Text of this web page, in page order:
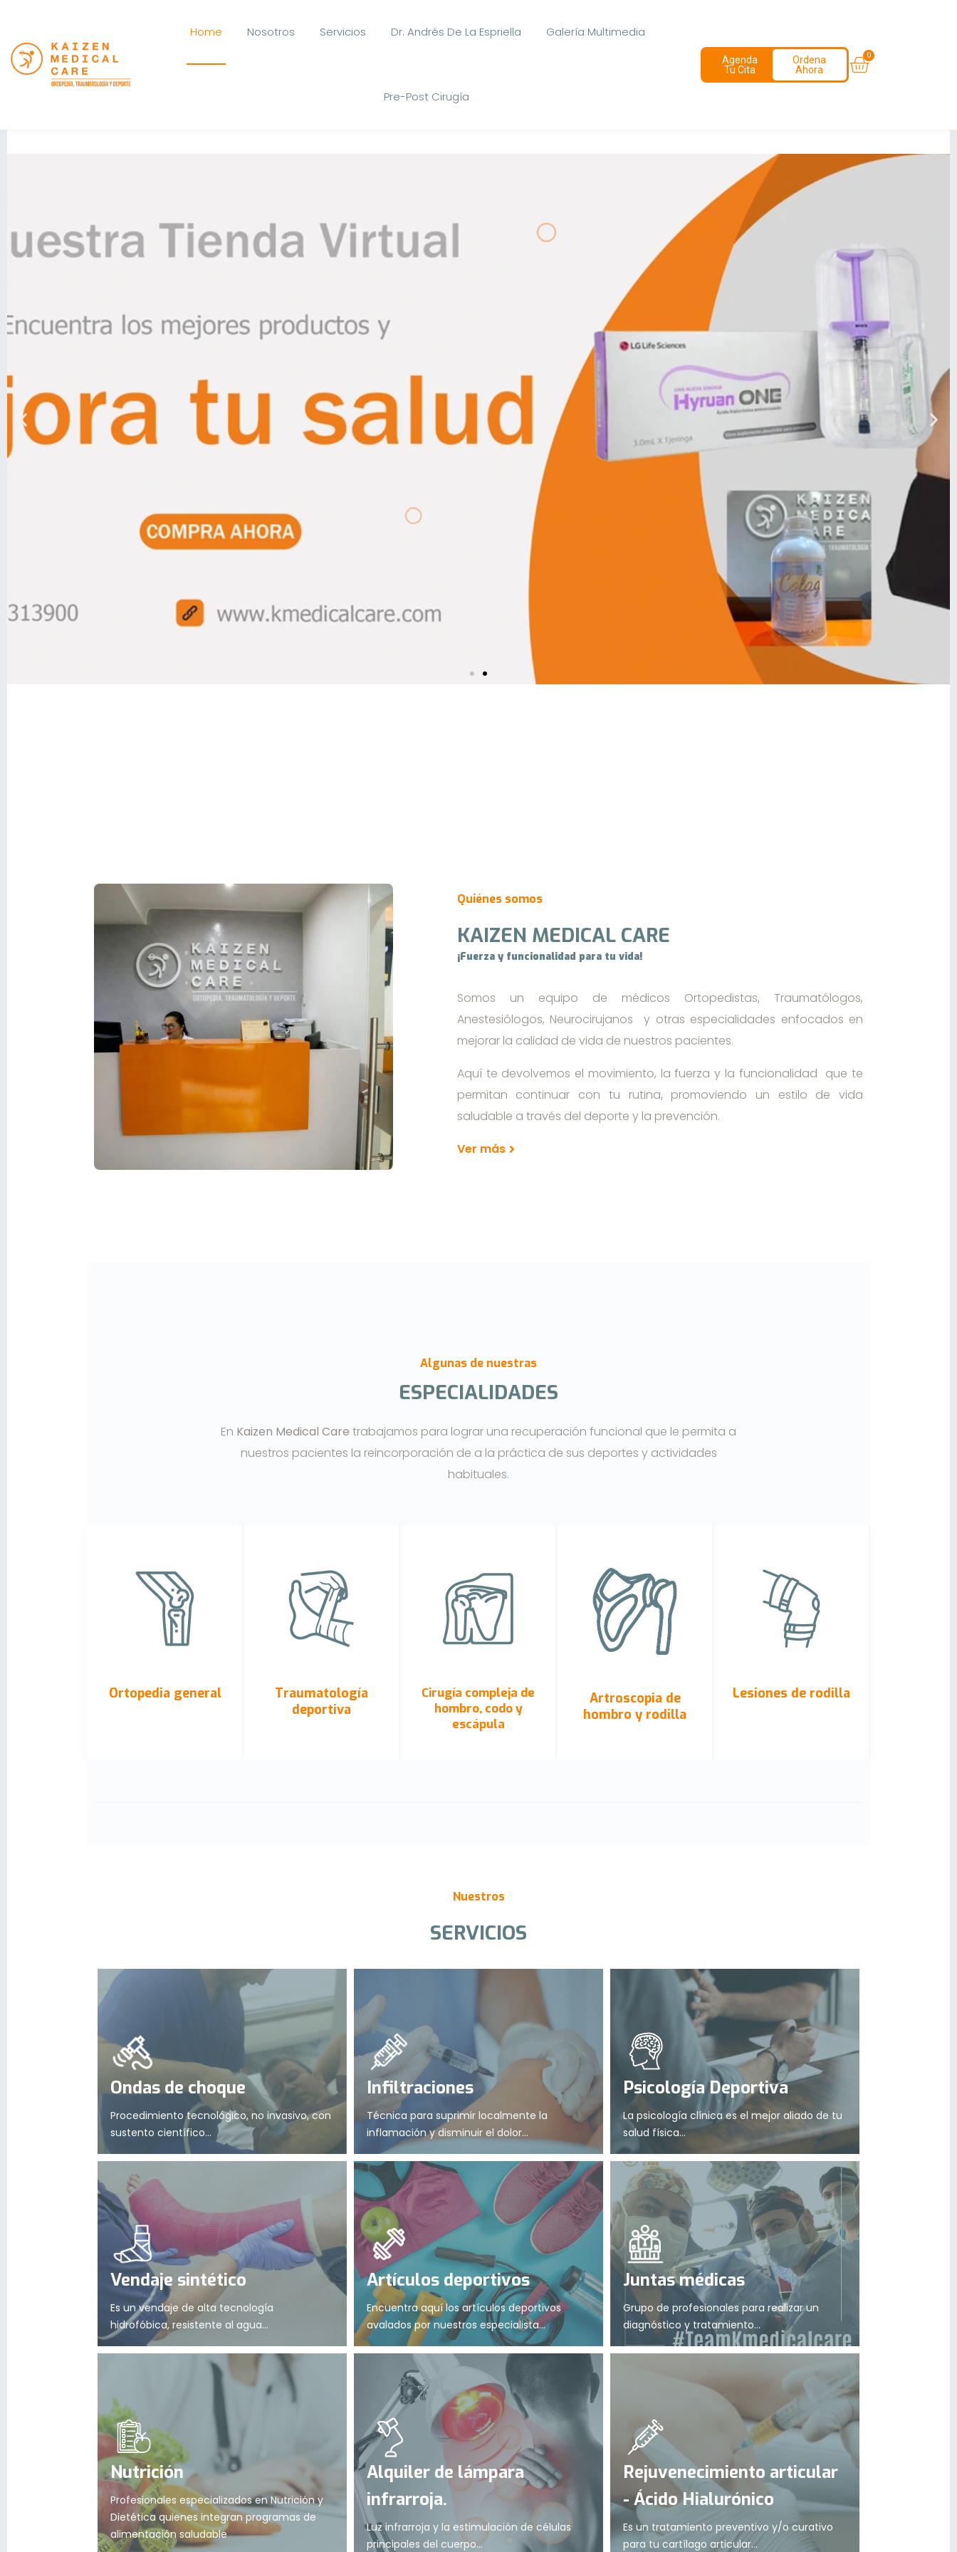
Home Nosotros Servicios Dr. Andrés De La Espriella Galería Multimedia
Pre-Post Cirugía
Agenda
Tu Cita
Ordena
Ahora
Quiénes somos
KAIZEN MEDICAL CARE
¡Fuerza y funcionalidad para tu vida!
Somos un equipo de médicos Ortopedistas, Traumatólogos,
Anestesiólogos, Neurocirujanos y otras especialidades enfocados en
mejorar la calidad de vida de nuestros pacientes.
Aquí te devolvemos el movimiento, la fuerza y la funcionalidad que te
permitan continuar con tu rutina, promoviendo un estilo de vida
saludable a través del deporte y la prevención.
Ver más
Algunas de nuestras
ESPECIALIDADES
En Kaizen Medical Care trabajamos para lograr una recuperación funcional que le permita a
nuestros pacientes la reincorporación de a la práctica de sus deportes y actividades
habituales.
Ortopedia general
Traumatología
deportiva
Cirugía compleja de
hombro, codo y
escápula
Artroscopia de
hombro y rodilla
Lesiones de rodilla
Nuestros
SERVICIOS
Ondas de choque
Procedimiento tecnológico, no invasivo, con
sustento científico...
Infiltraciones
Técnica para suprimir localmente la
inflamación y disminuir el dolor...
Psicología Deportiva
La psicología clínica es el mejor aliado de tu
salud física...
Vendaje sintético
Es un vendaje de alta tecnología
hidrofóbica, resistente al agua...
Artículos deportivos
Encuentra aquí los artículos deportivos
avalados por nuestros especialista...
Juntas médicas
Grupo de profesionales para realizar un
diagnóstico y tratamiento...
Nutrición
Profesionales especializados en Nutrición y
Dietética quienes integran programas de
alimentación saludable
Alquiler de lámpara
infrarroja.
Luz infrarroja y la estimulación de células
principales del cuerpo...
Rejuvenecimiento articular
- Ácido Hialurónico
Es un tratamiento preventivo y/o curativo
para tu cartílago articular...